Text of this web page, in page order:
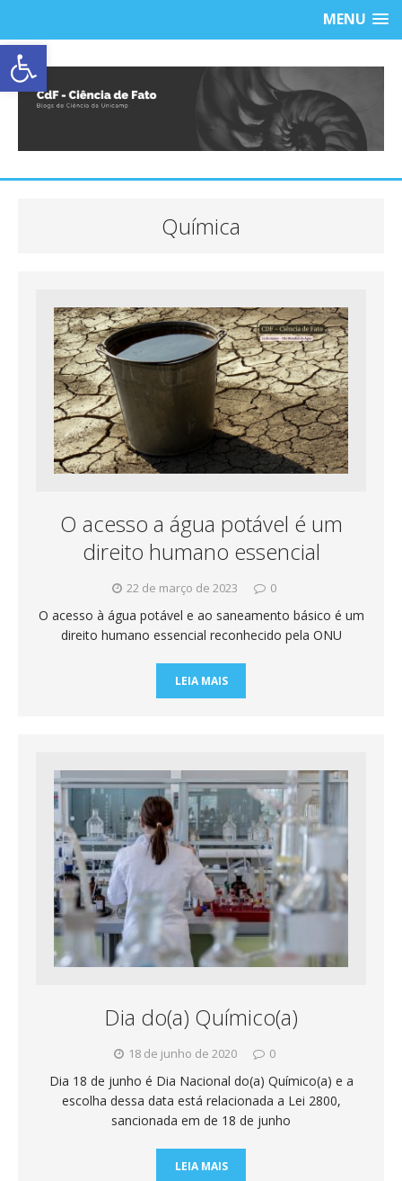
Abrir a barra de ferramentas
MENU
Química
O acesso a água potável é um
direito humano essencial
22 de março de 2023 0
O acesso à água potável e ao saneamento básico é um
direito humano essencial reconhecido pela ONU
LEIA MAIS
Dia do(a) Químico(a)
18 de junho de 2020 0
Dia 18 de junho é Dia Nacional do(a) Químico(a) e a
escolha dessa data está relacionada a Lei 2800,
sancionada em de 18 de junho
LEIA MAIS